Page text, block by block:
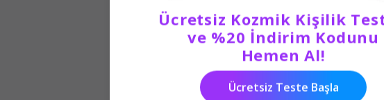
Ücretsiz Kozmik Kişilik
ve %20 İndirim Kodunu
Hemen Al!
Ücretsiz Teste Başla